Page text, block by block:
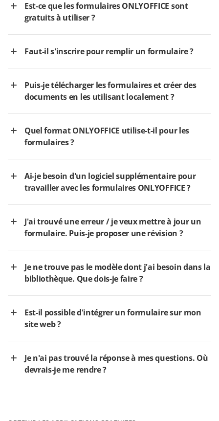
Est-ce que les formulaires ONLYOFFICE sont
gratuits à utiliser ?
Faut-il s'inscrire pour remplir un formulaire ?
Puis-je télécharger les formulaires et créer des
documents en les utilisant localement ?
Quel format ONLYOFFICE utilise-t-il pour les
formulaires ?
Ai-je besoin d'un logiciel supplémentaire pour
travailler avec les formulaires ONLYOFFICE ?
J'ai trouvé une erreur / je veux mettre à jour un
formulaire. Puis-je proposer une révision ?
Je ne trouve pas le modèle dont j'ai besoin dans la
bibliothèque. Que dois-je faire ?
Est-il possible d'intégrer un formulaire sur mon
site web ?
Je n'ai pas trouvé la réponse à mes questions. Où
devrais-je me rendre ?